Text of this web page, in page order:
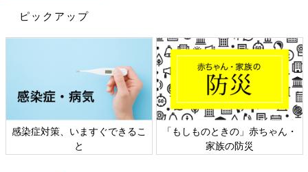
ピックアップ
感染症対策、いますぐできるこ
と
「もしものときの」赤ちゃん・
家族の防災